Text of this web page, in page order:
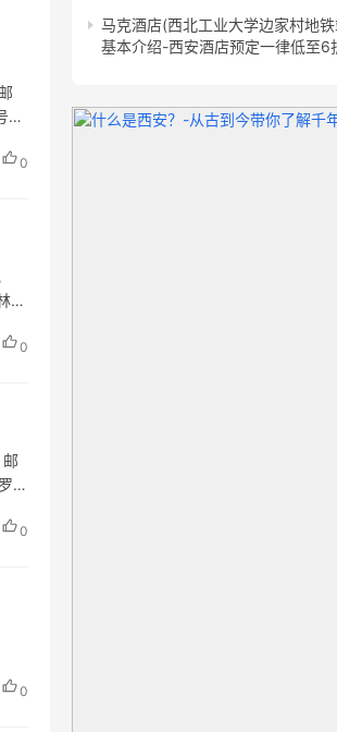
楼
0
区
0
马
0
0
马克酒店(西北工业大学边家村地
基本介绍-西安酒店预定一律低至6